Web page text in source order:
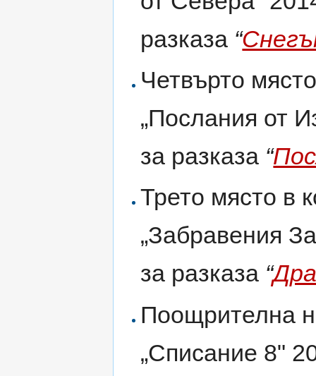
разказа “
Четвърто
„Послания от
за разказа “
Трето място в
„Забравения
за разказа “
Поощрителна
„Списание 8"